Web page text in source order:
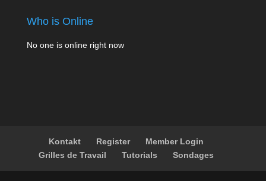
Who is Online
No one is online right now
Kontakt Register
Member Login
Grilles de Travail
Tutorials Sondages